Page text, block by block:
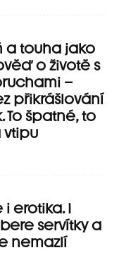
a touha jako
o životě s
–
přikrášlování
špatné, to
vtipu
i erotika. I
servítky a
nemazlí